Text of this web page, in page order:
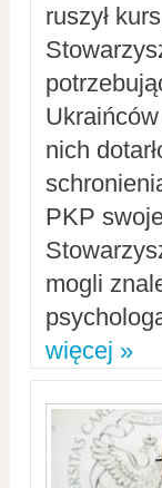
ruszył
nich
PKP
mogli
więcej »